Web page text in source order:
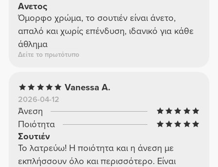
Ανετος
Όμορφο χρώμα, το σουτιέν είναι άνετο,
απαλό και χωρίς επένδυση, ιδανικό για κάθε
άθλημα
Δείτε το πρωτότυπο
Vanessa A.
2026-04-12
Άνεση
Ποιότητα
Σουτιέν
Το λατρεύω! Η ποιότητα και η άνεση με
εκπλήσσουν όλο και περισσότερο. Είναι